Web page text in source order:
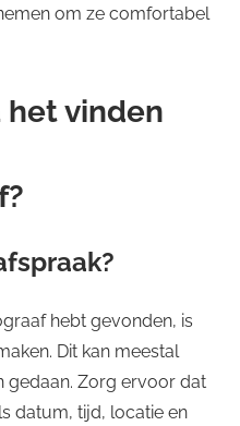
om ze comfortabel
het vinden
hebt gevonden, is
Dit kan meestal
gedaan. Zorg ervoor dat
datum, tijd, locatie en